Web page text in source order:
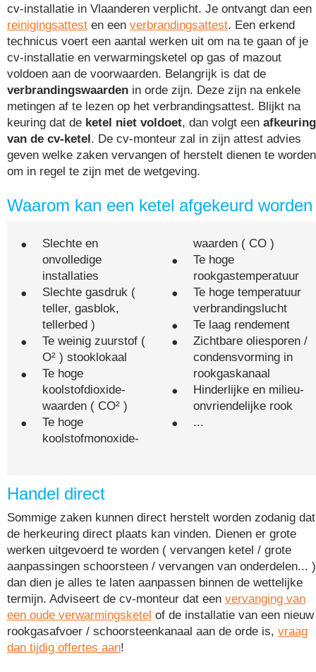
cv-installatie in Vlaanderen verplicht. Je ontvangt dan een
reinigingsattest en een verbrandingsattest. Een erkend
technicus voert een aantal werken uit om na te gaan of je
cv-installatie en verwarmingsketel op gas of mazout
voldoen aan de voorwaarden. Belangrijk is dat de
verbrandingswaarden in orde zijn. Deze zijn na enkele
metingen af te lezen op het verbrandingsattest. Blijkt na
keuring dat de ketel niet voldoet, dan volgt een afkeuring
van de cv-ketel. De cv-monteur zal in zijn attest advies
geven welke zaken vervangen of herstelt dienen te worden
om in regel te zijn met de wetgeving.
Waarom kan een ketel afgekeurd worden
Slechte en
onvolledige
installaties
Slechte gasdruk (
teller, gasblok,
tellerbed )
Te weinig zuurstof (
O² ) stooklokaal
Te hoge
koolstofdioxide-
waarden ( CO² )
Te hoge
koolstofmonoxide-
waarden ( CO )
Te hoge
rookgastemperatuur
Te hoge temperatuur
verbrandingslucht
Te laag rendement
Zichtbare oliesporen /
condensvorming in
rookgaskanaal
Hinderlijke en milieu-
onvriendelijke rook
...
Handel direct
Sommige zaken kunnen direct herstelt worden zodanig dat
de herkeuring direct plaats kan vinden. Dienen er grote
werken uitgevoerd te worden ( vervangen ketel / grote
aanpassingen schoorsteen / vervangen van onderdelen... )
dan dien je alles te laten aanpassen binnen de wettelijke
termijn. Adviseert de cv-monteur dat een vervanging van
een oude verwarmingsketel of de installatie van een nieuw
rookgasafvoer / schoorsteenkanaal aan de orde is, vraag
dan tijdig offertes aan!